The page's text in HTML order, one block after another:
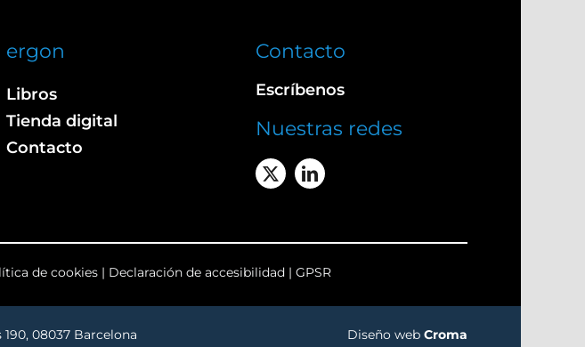
ergon
Libros
Tienda digital
Contacto
Contacto
Escríbenos
Nuestras redes
de cookies| Declaración de accesibilidad | GPSR
08037 Barcelona Diseño webCroma